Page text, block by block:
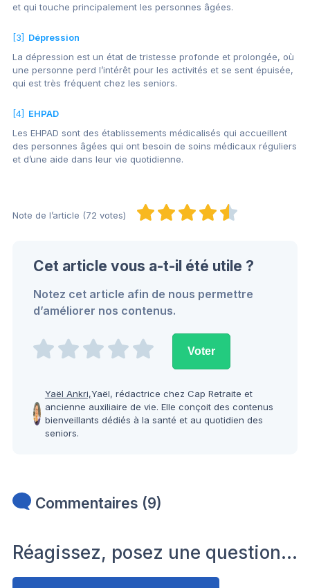
et qui touche principalement les personnes âgées.
[3] Dépression
La dépression est un état de tristesse profonde et prolongée, où
une personne perd l’intérêt pour les activités et se sent épuisée,
qui est très fréquent chez les seniors.
[4] EHPAD
Les EHPAD sont des établissements médicalisés qui accueillent
des personnes âgées qui ont besoin de soins médicaux réguliers
et d’une aide dans leur vie quotidienne.
Note de l’article (72 votes)
Cet article vous a-t-il été utile ?
Notez cet article afin de nous permettre
d’améliorer nos contenus.
Yaël Ankri,Yaël, rédactrice chez Cap Retraite et
ancienne auxiliaire de vie. Elle conçoit des contenus
bienveillants dédiés à la santé et au quotidien des
seniors.
Commentaires (9)
Réagissez, posez une question…